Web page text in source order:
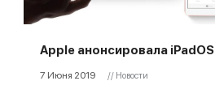
Apple анонсировала iPadOS
7 Июня 2019 // Новости